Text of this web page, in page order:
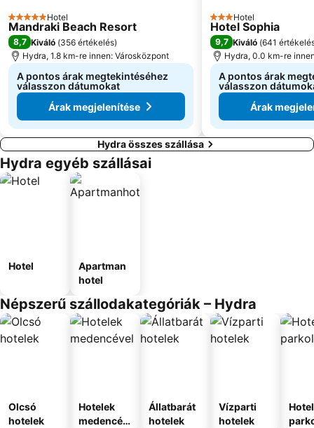
5 Kategória
Hotel
Mandraki Beach Resort
8,7 Kiváló (356 értékelés)
Hydra, 1.8 km-re innen: Városközpont
A pontos árak megtekintéséhez
válasszon dátumokat
Árak megjelenítése
3 Kategória
Hotel
Hotel Sophia
9,7 Kiváló (641
Hydra, 0.0 km-re
A pontos árak
válasszon
Árak
Hydra összes szállása
Hydra egyéb szállásai
Hotel
Apartman
hotel
Népszerű szállodakategóriák – Hydra
Olcsó
hotelek
Hotelek
medencév
Állatbarát
hotelek
Vízparti
hotelek